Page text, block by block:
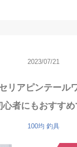
2023/07/21
リアピンテール
心者にもおすすめ
100均 釣具